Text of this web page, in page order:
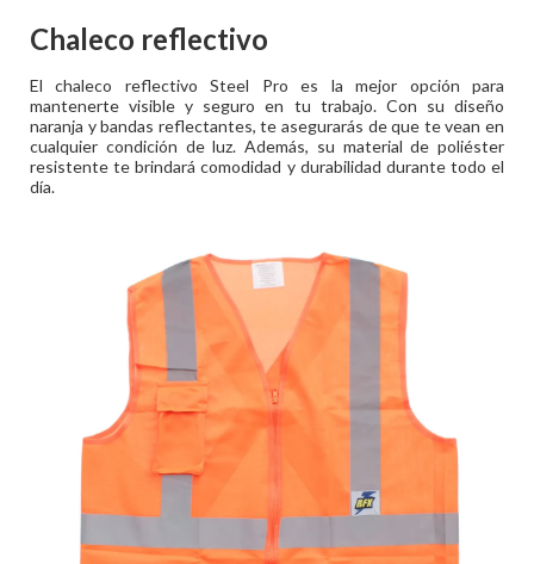
Chaleco reflectivo
El chaleco reflectivo Steel Pro es la mejor opción para
mantenerte visible y seguro en tu trabajo. Con su diseño
naranja y bandas reflectantes, te asegurarás de que te vean en
cualquier condición de luz. Además, su material de poliéster
resistente te brindará comodidad y durabilidad durante todo el
día.